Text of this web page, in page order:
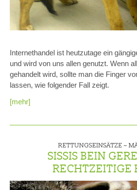
Internethandel ist heutzutage ein
und wird von uns allen genutzt. Wenn
gehandelt wird, sollte man die Finger
lassen, wie folgender Fall zeigt.
[mehr]
RETTUNGSEINSÄTZE –
SISSIS BEIN
RECHTZEITIGE